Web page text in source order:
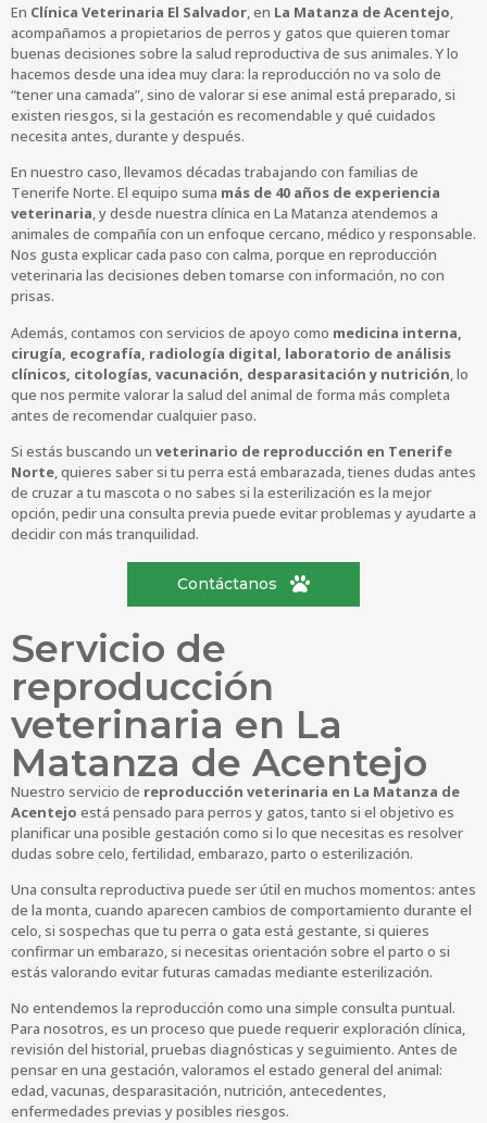
En Clínica Veterinaria El Salvador, en La Matanza de Acentejo,
acompañamos a propietarios de perros y gatos que quieren tomar
buenas decisiones sobre la salud reproductiva de sus animales. Y lo
hacemos desde una idea muy clara: la reproducción no va solo de
“tener una camada”, sino de valorar si ese animal está preparado, si
existen riesgos, si la gestación es recomendable y qué cuidados
necesita antes, durante y después.
En nuestro caso, llevamos décadas trabajando con familias de
Tenerife Norte. El equipo suma más de 40 años de experiencia
veterinaria, y desde nuestra clínica en La Matanza atendemos a
animales de compañía con un enfoque cercano, médico y responsable.
Nos gusta explicar cada paso con calma, porque en reproducción
veterinaria las decisiones deben tomarse con información, no con
prisas.
Además, contamos con servicios de apoyo como medicina interna,
cirugía, ecografía, radiología digital, laboratorio de análisis
clínicos, citologías, vacunación, desparasitación y nutrición, lo
que nos permite valorar la salud del animal de forma más completa
antes de recomendar cualquier paso.
Si estás buscando un veterinario de reproducción en Tenerife
Norte, quieres saber si tu perra está embarazada, tienes dudas antes
de cruzar a tu mascota o no sabes si la esterilización es la mejor
opción, pedir una consulta previa puede evitar problemas y ayudarte a
decidir con más tranquilidad.
Contáctanos
Servicio de
reproducción
veterinaria en La
Matanza de Acentejo
Nuestro servicio de reproducción veterinaria en La Matanza de
Acentejo está pensado para perros y gatos, tanto si el objetivo es
planificar una posible gestación como si lo que necesitas es resolver
dudas sobre celo, fertilidad, embarazo, parto o esterilización.
Una consulta reproductiva puede ser útil en muchos momentos: antes
de la monta, cuando aparecen cambios de comportamiento durante el
celo, si sospechas que tu perra o gata está gestante, si quieres
confirmar un embarazo, si necesitas orientación sobre el parto o si
estás valorando evitar futuras camadas mediante esterilización.
No entendemos la reproducción como una simple consulta puntual.
Para nosotros, es un proceso que puede requerir exploración clínica,
revisión del historial, pruebas diagnósticas y seguimiento. Antes de
pensar en una gestación, valoramos el estado general del animal:
edad, vacunas, desparasitación, nutrición, antecedentes,
enfermedades previas y posibles riesgos.